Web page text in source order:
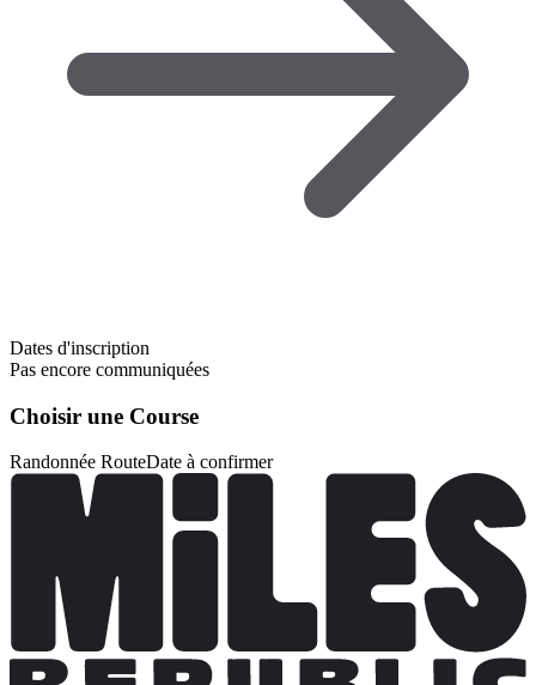
Dates d'inscription
Pas encore communiquées
Choisir une Course
Randonnée RouteDate à confirmer